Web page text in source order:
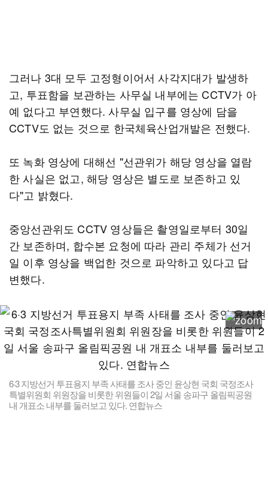
그러나 3대 모두 고정형이어서 사각지대가 발생하
고, 투표함을 보관하는 사무실 내부에는 CCTV가 아
예 없다고 부연했다. 사무실 입구를 영상에 담을
CCTV도 없는 것으로 한국체육산업개발은 전했다.
또 녹화 영상에 대해선 "선관위가 해당 영상을 열람
한 사실은 없고, 해당 영상은 별도로 보존하고 있
다"고 밝혔다.
중앙선관위도 CCTV 영상들은 촬영일로부터 30일
간 보존하며, 합수본 요청에 따라 관리 주체가 선거
일 이후 영상을 백업한 것으로 파악하고 있다고 답
변했다.
6·3 지방선거 투표용지 부족 사태를 조사 중인 윤상현 국회 국정조사
특별위원회 위원장을 비롯한 위원들이 2일 서울 송파구 올림픽공원
내 개표소 내부를 둘러보고 있다. 연합뉴스